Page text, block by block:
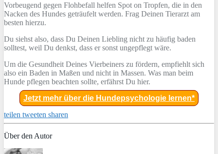
Vorbeugend gegen Flohbefall helfen Spot on Tropfen, die in den
Nacken des Hundes geträufelt werden. Frag Deinen Tierarzt am
besten hierzu.
Du siehst also, dass Du Deinen Liebling nicht zu häufig baden
solltest, weil Du denkst, dass er sonst ungepflegt wäre.
Um die Gesundheit Deines Vierbeiners zu fördern, empfiehlt sich
also ein Baden in Maßen und nicht in Massen. Was man beim
Hunde pflegen beachten sollte, erfährst Du hier.
Jetzt mehr über die Hundepsychologie lernen*
teilen tweeten sharen
Über den Autor